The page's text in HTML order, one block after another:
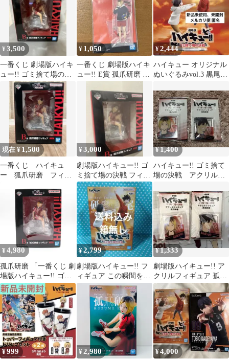
¥3,500
一番くじ 劇場版ハイキ
ュー!! ゴミ捨て場の決
戦 B賞 孤爪研磨
¥ 1,050
一番くじ 劇場版ハイキ
ュー!! E賞 孤爪研磨 ア
¥2,444
ハイキュー オリジナル
ぬいぐるみvol.3 黒尾鉄
現在 ¥ 1,500
一番くじ ハイキュ
ー 狐爪研磨 フィギ
¥3,000
劇場版ハイキュー!! ゴ
ミ捨て場の決戦 フィギ
ュア -孤爪研磨-
¥1,400
ハイキュー!! ゴミ捨て
場の決戦 アクリルフ
¥ 4,980
孤爪研磨 「一番くじ 劇
場版ハイキュー!! ゴミ
捨て場の決戦」 B賞
¥2,799
劇場版ハイキュー!! フ
ィギュア この瞬間をい
つまでも 箱無し
¥1,333
劇場版ハイキュー!! ア
クリルフィギュア 孤爪
研磨 黒尾鉄朗
¥999 ¥2,980 ¥4,000